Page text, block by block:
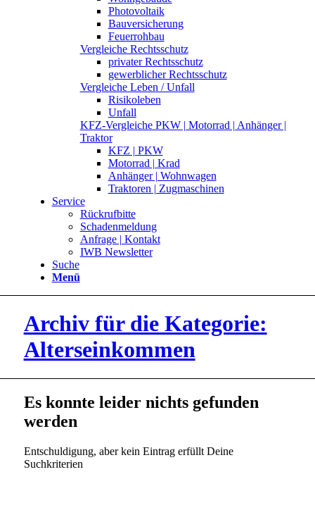
Photovoltaik
Bauversicherung
Feuerrohbau
Vergleiche Rechtsschutz
privater Rechtsschutz
gewerblicher Rechtsschutz
Vergleiche Leben / Unfall
Risikoleben
Unfall
KFZ-Vergleiche PKW | Motorrad | Anhänger |
Traktor
KFZ | PKW
Motorrad | Krad
Anhänger | Wohnwagen
Traktoren | Zugmaschinen
Service
Rückrufbitte
Schadenmeldung
Anfrage | Kontakt
IWB Newsletter
Suche
Menü
Archiv für die Kategorie:
Alterseinkommen
Es konnte leider nichts gefunden
werden
Entschuldigung, aber kein Eintrag erfüllt Deine
Suchkriterien